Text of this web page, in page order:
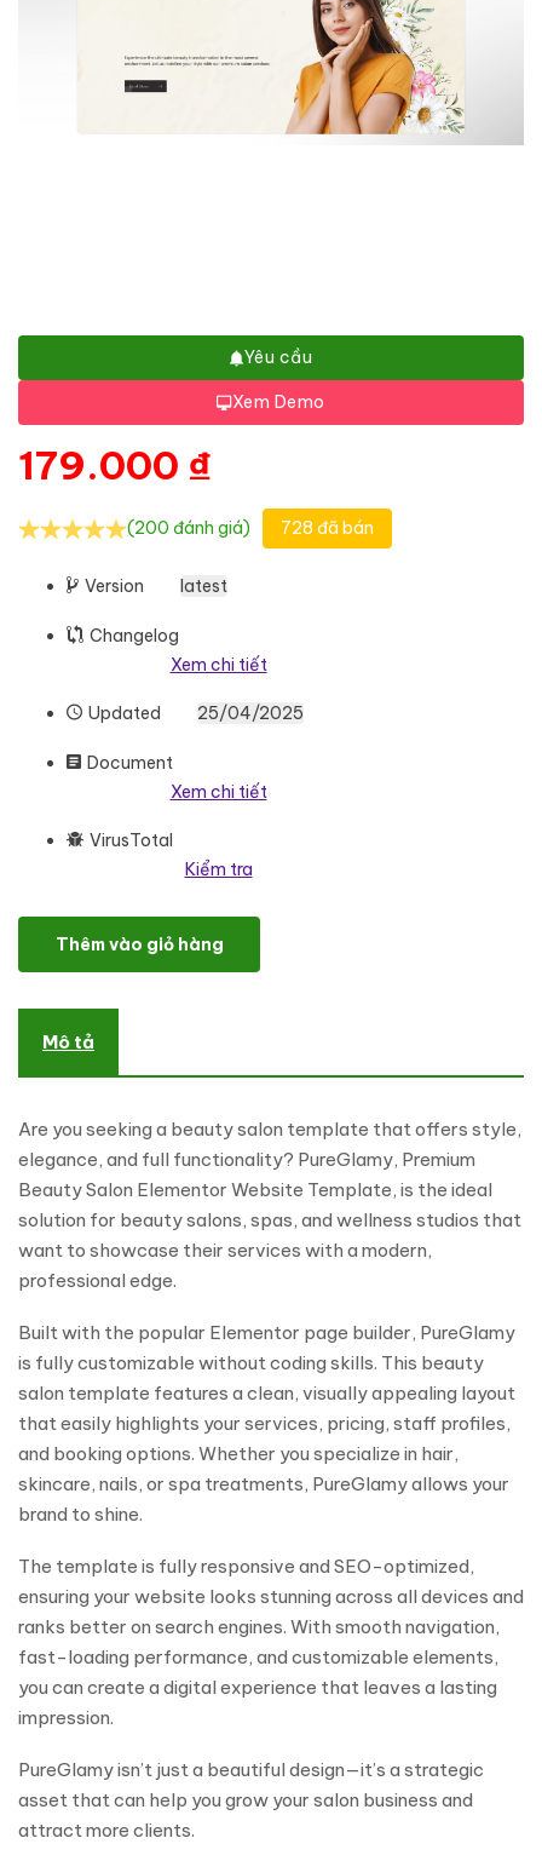
Yêu cầu
Xem Demo
179.000 ₫
(200 đánh giá) 728 đã bán
Version latest
Changelog
Xem chi tiết
Updated 25/04/2025
Document
Xem chi tiết
VirusTotal
Kiểm tra
PureGlamy – Premium Beauty Salon Elementor Website
Thêm vào giỏ hàng
Mô tả
Are you seeking a beauty salon template that offers style,
elegance, and full functionality? PureGlamy, Premium
Beauty Salon Elementor Website Template, is the ideal
solution for beauty salons, spas, and wellness studios that
want to showcase their services with a modern,
professional edge.
Built with the popular Elementor page builder, PureGlamy
is fully customizable without coding skills. This beauty
salon template features a clean, visually appealing layout
that easily highlights your services, pricing, staff profiles,
and booking options. Whether you specialize in hair,
skincare, nails, or spa treatments, PureGlamy allows your
brand to shine.
The template is fully responsive and SEO-optimized,
ensuring your website looks stunning across all devices and
ranks better on search engines. With smooth navigation,
fast-loading performance, and customizable elements,
you can create a digital experience that leaves a lasting
impression.
PureGlamy isn’t just a beautiful design—it’s a strategic
asset that can help you grow your salon business and
attract more clients.